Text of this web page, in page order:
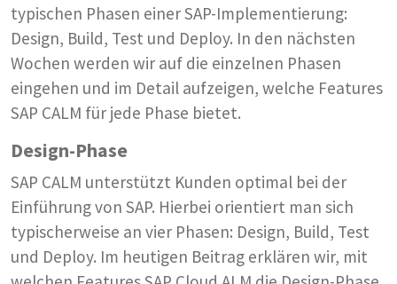
typischen Phasen einer SAP-Implementierung:
Design, Build, Test und Deploy. In den nächsten
Wochen werden wir auf die einzelnen Phasen
eingehen und im Detail aufzeigen, welche Features
SAP CALM für jede Phase bietet.
Design-Phase
SAP CALM unterstützt Kunden optimal bei der
Einführung von SAP. Hierbei orientiert man sich
typischerweise an vier Phasen: Design, Build, Test
und Deploy. Im heutigen Beitrag erklären wir, mit